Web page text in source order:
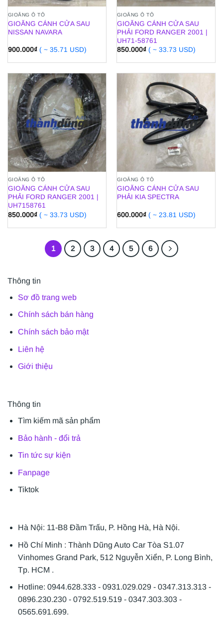
GIOĂNG Ô TÔ
GIOĂNG CÁNH CỬA SAU
NISSAN NAVARA
900.000₫ ( ~ 35.71 USD)
GIOĂNG Ô TÔ
GIOĂNG CÁNH CỬA SAU
PHẢI FORD RANGER 2001 |
UH71-58761
850.000₫ ( ~ 33.73 USD)
GIOĂNG Ô TÔ
GIOĂNG CÁNH CỬA SAU
PHẢI FORD RANGER 2001 |
UH7158761
850.000₫ ( ~ 33.73 USD)
GIOĂNG Ô TÔ
GIOĂNG CÁNH CỬA SAU
PHẢI KIA SPECTRA
600.000₫ ( ~ 23.81 USD)
1 2 3 4 5 6
Thông tin
Sơ đồ trang web
Chính sách bán hàng
Chính sách bảo mật
Liên hệ
Giới thiệu
Thông tin
Tìm kiếm mã sản phẩm
Bảo hành - đổi trả
Tin tức sự kiện
Fanpage
Tiktok
Hà Nội: 11-B8 Đầm Trấu, P. Hồng Hà, Hà Nội.
Hồ Chí Minh : Thành Dũng Auto Car Tòa S1.07
Vinhomes Grand Park, 512 Nguyễn Xiển, P. Long Bình,
Tp. HCM .
Hotline: 0944.628.333 - 0931.029.029 - 0347.313.313 -
0896.230.230 - 0792.519.519 - 0347.303.303 -
0565.691.699.